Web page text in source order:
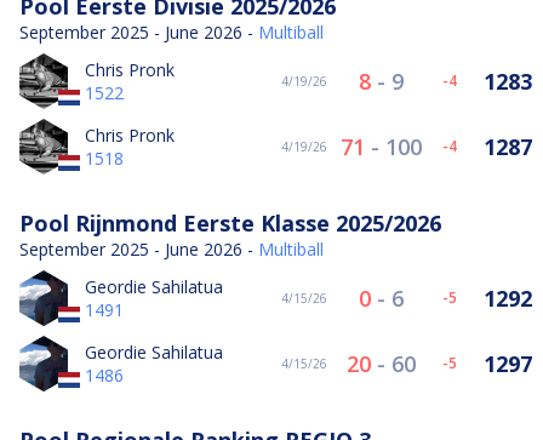
September 2025 - June 2026 - Multiball
Chris Pronk
1522
4/19/26 8 - 9 -4 1283
Chris Pronk
1518
4/19/26 71 - 100 -4 1287
Pool Rijnmond Eerste Klasse 2025/2026
September 2025 - June 2026 - Multiball
Geordie Sahilatua
1491
4/15/26 0 - 6 -5 1292
Geordie Sahilatua
1486
4/15/26 20 - 60 -5 1297